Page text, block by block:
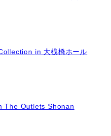
in 大桟橋ホール
The Outlets Shonan